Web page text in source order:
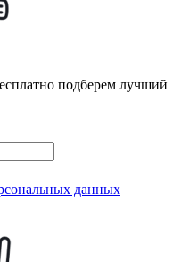
подберем лучший
данных